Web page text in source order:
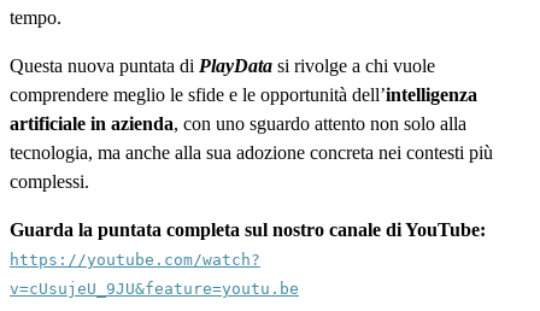
tempo.
Questa nuova puntata di PlayData si rivolge a chi vuole
comprendere meglio le sfide e le opportunità dell’intelligenza
artificiale in azienda, con uno sguardo attento non solo alla
tecnologia, ma anche alla sua adozione concreta nei contesti più
complessi.
Guarda la puntata completa sul nostro canale di YouTube:
https://youtube.com/watch?
v=cUsujeU_9JU&feature=youtu.be